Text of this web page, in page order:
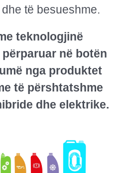
të besueshme.
teknologjinë
në botën
nga produktet
të përshtatshme
dhe elektrike.